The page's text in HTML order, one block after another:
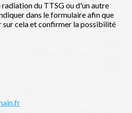
radiation du TTSG ou d'un autre
dans le formulaire afin que
sur cela et confirmer la possibilité